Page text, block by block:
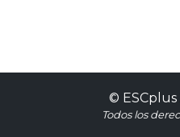
© ESCplus
Todos los